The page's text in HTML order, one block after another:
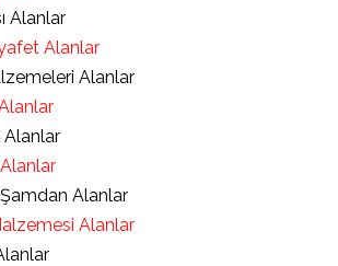
Alanlar
Alanlar
Alanlar
Alanlar
Alanlar